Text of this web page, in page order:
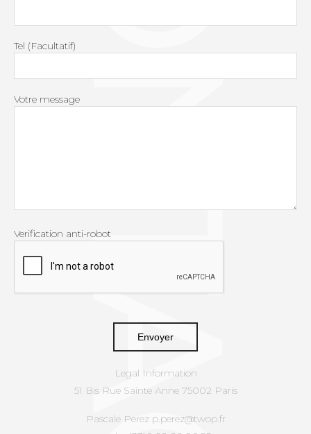
Tel (Facultatif)
Votre message
Verification anti-robot
Legal Information
51 Bis Rue Sainte Anne 75002 Paris
Pascale Perez p.perez@twop.fr